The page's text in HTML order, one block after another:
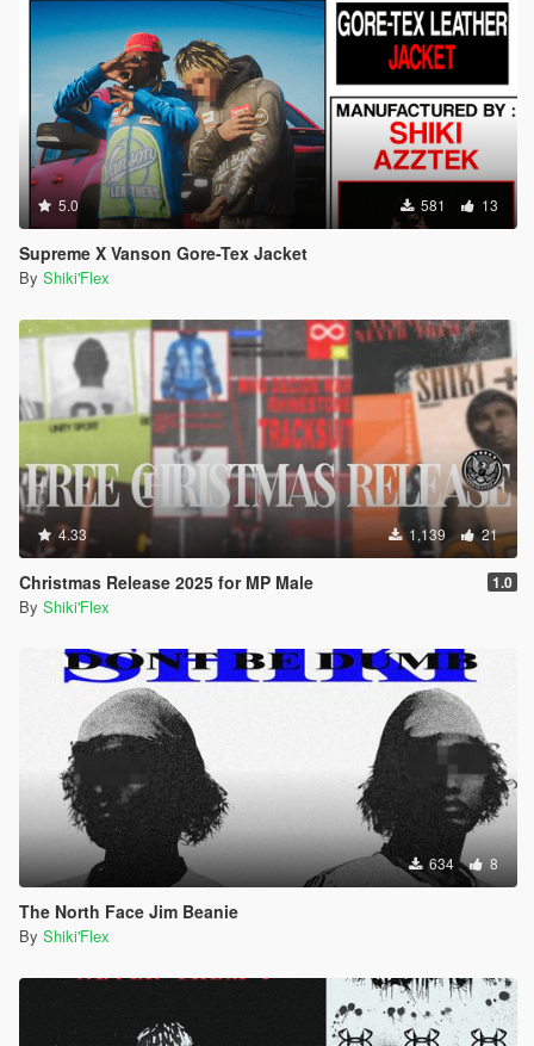
5.0 581 13
Supreme X Vanson Gore-Tex Jacket
By Shiki'Flex
4.33 1,139 21
Christmas Release 2025 for MP Male 1.0
By Shiki'Flex
634 8
The North Face Jim Beanie
By Shiki'Flex